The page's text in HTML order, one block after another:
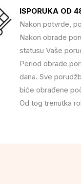
ISPORUKA OD
Nakon potvrde,
Nakon obrade
statusu Vaše
Period obrade
dana. Sve
biće obrađene
Od tog trenutka